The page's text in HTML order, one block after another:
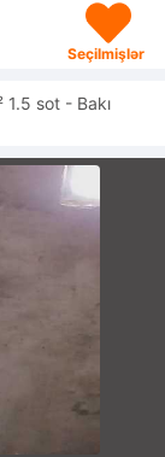
Seçilmişlər
1.5 sot - Bakı